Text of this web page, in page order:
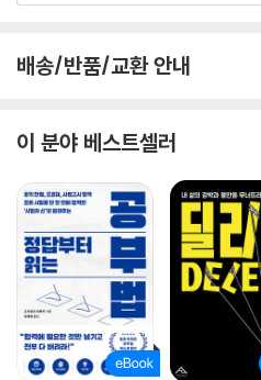
배송/반품/교환 안내
이 분야 베스트셀러